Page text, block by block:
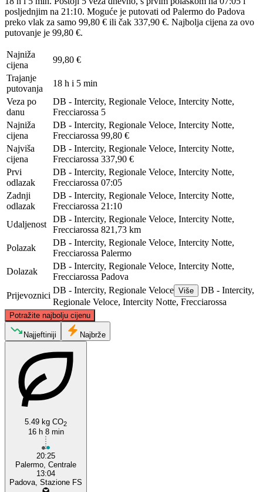
posljednjim na 21:10. Moguće je putovati od Palermo do Padova
preko vlak za samo 99,80 € ili čak 337,90 €. Najbolja cijena za ovo
putovanje je 99,80 €.
Najniža
cijena
99,80 €
Trajanje
putovanja
18 h i 5 min
Veza po
danu
DB - Intercity, Regionale Veloce, Intercity Notte,
Frecciarossa 5
Najniža
cijena
DB - Intercity, Regionale Veloce, Intercity Notte,
Frecciarossa 99,80 €
Najviša
cijena
DB - Intercity, Regionale Veloce, Intercity Notte,
Frecciarossa 337,90 €
Prvi
odlazak
DB - Intercity, Regionale Veloce, Intercity Notte,
Frecciarossa 07:05
Zadnji
odlazak
DB - Intercity, Regionale Veloce, Intercity Notte,
Frecciarossa 21:10
Udaljenost
DB - Intercity, Regionale Veloce, Intercity Notte,
Frecciarossa 821,73 km
Polazak
DB - Intercity, Regionale Veloce, Intercity Notte,
Frecciarossa Palermo
Dolazak
DB - Intercity, Regionale Veloce, Intercity Notte,
Frecciarossa Padova
Prijevoznici
DB - Intercity, Regionale Veloce Više
DB - Intercity,
Regionale Veloce, Intercity Notte, Frecciarossa
Potražite najbolju cijenu
©CARTO , ©OpenStreetMapcontributors
Najjeftiniji Najbrže
5.49 kg CO2
16 h 8 min
20:25
Palermo, Centrale
13:04
Padova, Stazione FS